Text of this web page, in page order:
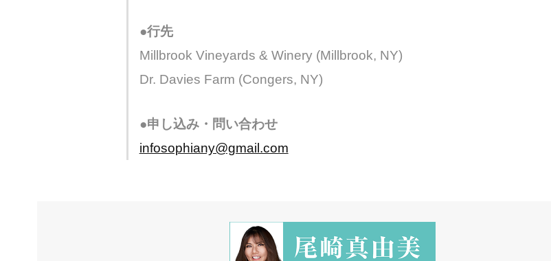
●行先
Millbrook Vineyards & Winery (Millbrook, NY)
Dr. Davies Farm (Congers, NY)
●申し込み・問い合わせ
infosophiany@gmail.com